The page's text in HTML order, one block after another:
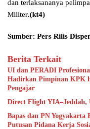
dan terlaksananya
Militer.(kt4)
Sumber: Pers Rilis
Berita Terkait
UI dan PERADI
Hadirkan Pimpinan KPK
Pengajar
Direct Flight YIA–Jeddah,
Bapas dan PN Yogyakarta
Putusan Pidana Kerja